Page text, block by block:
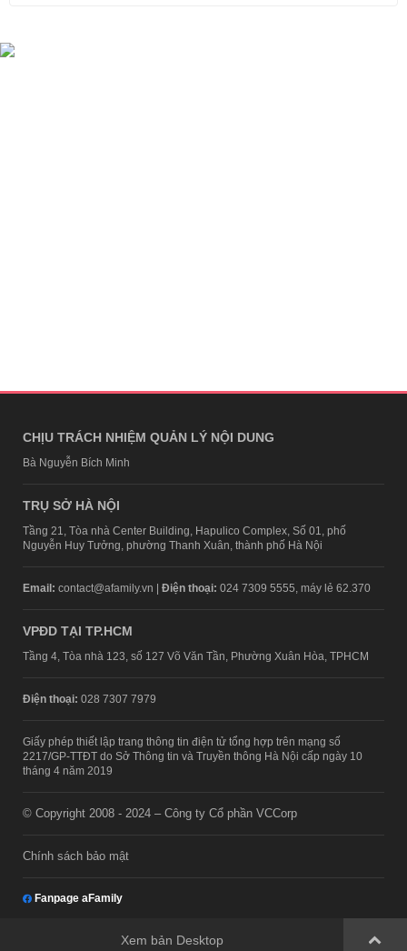
CHỊU TRÁCH NHIỆM QUẢN LÝ NỘI DUNG
Bà Nguyễn Bích Minh
TRỤ SỞ HÀ NỘI
Tầng 21, Tòa nhà Center Building, Hapulico Complex, Số 01, phố
Nguyễn Huy Tưởng, phường Thanh Xuân, thành phố Hà Nội
Email: contact@afamily.vn | Điện thoại: 024 7309 5555, máy lẻ 62.370
VPĐD TẠI TP.HCM
Tầng 4, Tòa nhà 123, số 127 Võ Văn Tần, Phường Xuân Hòa, TPHCM
Điện thoại: 028 7307 7979
Giấy phép thiết lập trang thông tin điện tử tổng hợp trên mạng số
2217/GP-TTĐT do Sở Thông tin và Truyền thông Hà Nội cấp ngày 10
tháng 4 năm 2019
© Copyright 2008 - 2024 – Công ty Cổ phần VCCorp
Chính sách bảo mật
Fanpage aFamily
Xem bản Desktop